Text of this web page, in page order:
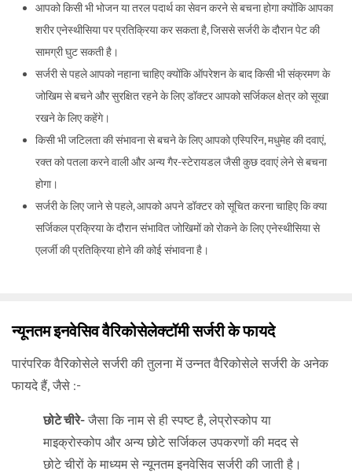
आपको किसी भी भोजन या तरल पदार्थ का सेवन करने से बचना होगा क्योंकि आपका
शरीर एनेस्थीसिया पर प्रतिक्रिया कर सकता है, जिससे सर्जरी के दौरान पेट की
सामग्री घुट सकती है।
सर्जरी से पहले आपको नहाना चाहिए क्योंकि ऑपरेशन के बाद किसी भी संक्रमण के
जोखिम से बचने और सुरक्षित रहने के लिए डॉक्टर आपको सर्जिकल क्षेत्र को सूखा
रखने के लिए कहेंगे।
किसी भी जटिलता की संभावना से बचने के लिए आपको एस्पिरिन, मधुमेह की दवाएं,
रक्त को पतला करने वाली और अन्य गैर-स्टेरायडल जैसी कुछ दवाएं लेने से बचना
होगा।
सर्जरी के लिए जाने से पहले, आपको अपने डॉक्टर को सूचित करना चाहिए कि क्या
सर्जिकल प्रक्रिया के दौरान संभावित जोखिमों को रोकने के लिए एनेस्थीसिया से
एलर्जी की प्रतिक्रिया होने की कोई संभावना है।
न्यूनतम इनवेसिव वैरिकोसेलेक्टॉमी सर्जरी के फायदे
पारंपरिक वैरिकोसेले सर्जरी की तुलना में उन्नत वैरिकोसेले सर्जरी के अनेक
फायदे हैं, जैसे :-
छोटे चीरे- जैसा कि नाम से ही स्पष्ट है, लेप्रोस्कोप या
माइक्रोस्कोप और अन्य छोटे सर्जिकल उपकरणों की मदद से
छोटे चीरों के माध्यम से न्यूनतम इनवेसिव सर्जरी की जाती है।